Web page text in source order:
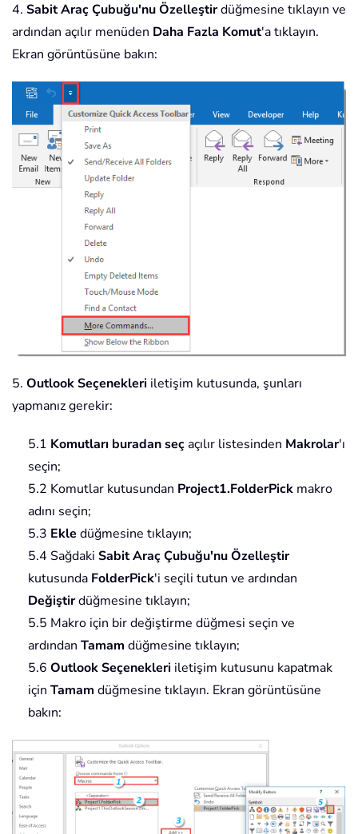
4. Sabit Araç Çubuğu'nu Özelleştirdüğmesine tıklayın ve
ardından açılır menüden Daha Fazla Komut'a tıklayın.
Ekran görüntüsüne bakın:
5. Outlook Seçenekleri iletişim kutusunda, şunları
yapmanız gerekir:
5.1 Komutları buradan seçaçılır listesinden Makrolar'ı
seçin;
5.2 Komutlar kutusundan Project1.FolderPick makro
adını seçin;
5.3 Ekle düğmesine tıklayın;
5.4 Sağdaki Sabit Araç Çubuğu'nu Özelleştir
kutusunda FolderPick'i seçili tutun ve ardından
Değiştirdüğmesine tıklayın;
5.5 Makro için bir değiştirme düğmesi seçin ve
ardından Tamam düğmesine tıklayın;
5.6 Outlook Seçenekleri iletişim kutusunu kapatmak
için Tamam düğmesine tıklayın. Ekran görüntüsüne
bakın: